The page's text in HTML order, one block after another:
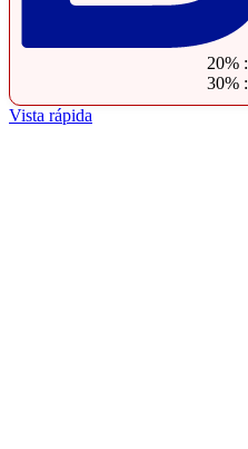
20% :
30% :
Vista rápida